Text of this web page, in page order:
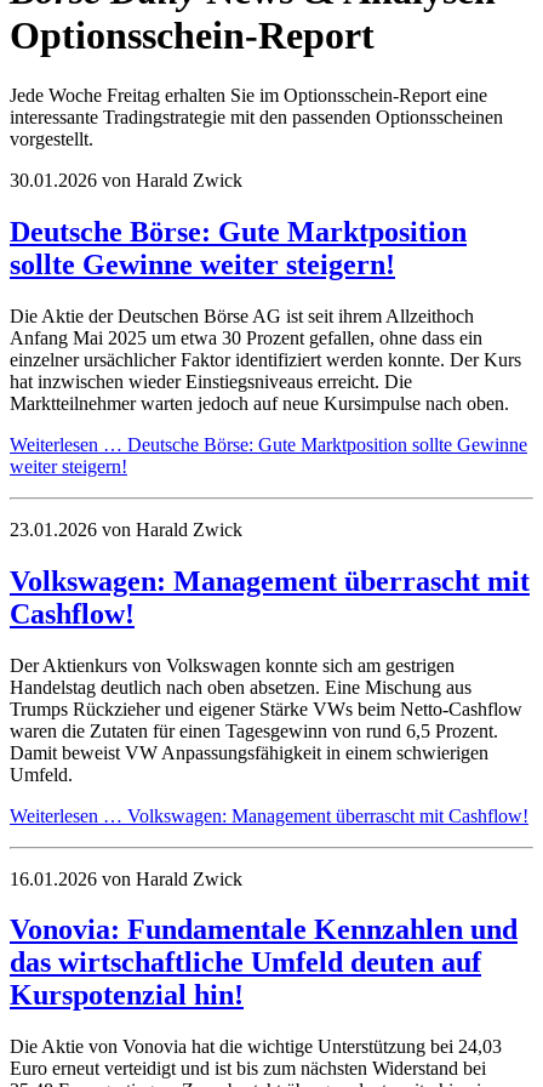
Optionsschein-Report
Jede Woche Freitag erhalten Sie im Optionsschein-Report eine
interessante Tradingstrategie mit den passenden Optionsscheinen
vorgestellt.
30.01.2026 von Harald Zwick
Deutsche Börse: Gute Marktposition
sollte Gewinne weiter steigern!
Die Aktie der Deutschen Börse AG ist seit ihrem Allzeithoch
Anfang Mai 2025 um etwa 30 Prozent gefallen, ohne dass ein
einzelner ursächlicher Faktor identifiziert werden konnte. Der Kurs
hat inzwischen wieder Einstiegsniveaus erreicht. Die
Marktteilnehmer warten jedoch auf neue Kursimpulse nach oben.
Weiterlesen … Deutsche Börse: Gute Marktposition sollte Gewinne
weiter steigern!
23.01.2026 von Harald Zwick
Volkswagen: Management überrascht mit
Cashflow!
Der Aktienkurs von Volkswagen konnte sich am gestrigen
Handelstag deutlich nach oben absetzen. Eine Mischung aus
Trumps Rückzieher und eigener Stärke VWs beim Netto-Cashflow
waren die Zutaten für einen Tagesgewinn von rund 6,5 Prozent.
Damit beweist VW Anpassungsfähigkeit in einem schwierigen
Umfeld.
Weiterlesen … Volkswagen: Management überrascht mit Cashflow!
16.01.2026 von Harald Zwick
Vonovia: Fundamentale Kennzahlen und
das wirtschaftliche Umfeld deuten auf
Kurspotenzial hin!
Die Aktie von Vonovia hat die wichtige Unterstützung bei 24,03
Euro erneut verteidigt und ist bis zum nächsten Widerstand bei